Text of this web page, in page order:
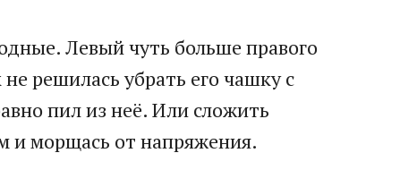
Левый чуть больше правого
решилась убрать его чашку с
пил из неё. Или сложить
и морщась от напряжения.